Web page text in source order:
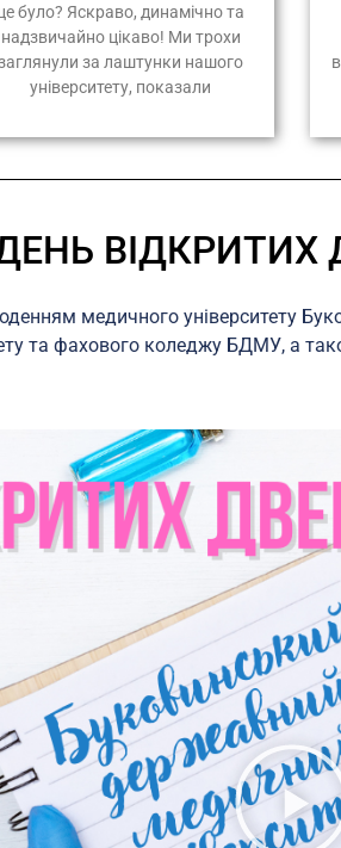
було? Яскраво, динамічно та
надзвичайно цікаво! Ми трохи
за лаштунки нашого
університету, показали
ВІДКРИТИХ
медичного університету
та фахового коледжу БДМУ, а